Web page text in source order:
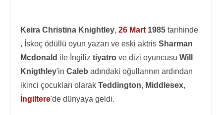
Keira Christina Knightley, 26 Mart 1985 tarihinde
, İskoç ödüllü oyun yazarı ve eski aktris Sharman
Mcdonald ile İngiliz tiyatro ve dizi oyuncusu Will
Knigthley'in Caleb adındaki oğullarının ardından
ikinci çocukları olarak Teddington, Middlesex,
İngiltere'de dünyaya geldi.